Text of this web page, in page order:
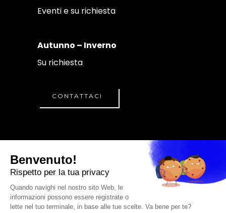
Eventi e su richiesta
Autunno – Inverno
Su richiesta
CONTATTACI